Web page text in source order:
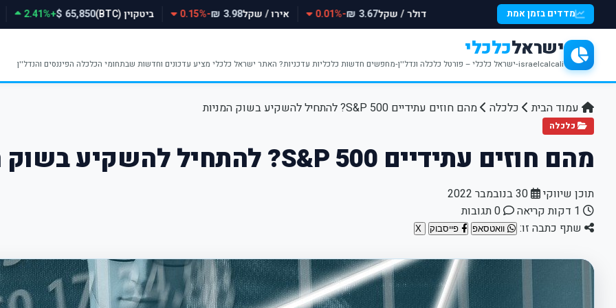
מדדים בזמן אמת דולר / שקל3.67 ₪
-0.01% אירו / שקל3.98 ₪
-0.15% ביטקוין (BTC) 65,850 $
+2.41%
ישראלכלכלי
israelcalcali-ישראל כלכלי – פורטל כלכלה ונדל''ן-מחפשים חדשות כלכליות עדכניות? האתר ישראל כלכלי מציע עדכונים וחדשות שבתחומי הכלכלה הפיננסים והנדל''ן
עמוד הבית כלכלה מהם חוזים עתידיים S&P 500? להתחיל להשקיע בשוק המניות
כלכלה
מהם חוזים עתידיים S&P 500? להתחיל להשקיע בשוק המניות
תוכן שיווקי
שתף כתבה זו:
וואטסאפ פייסבוק